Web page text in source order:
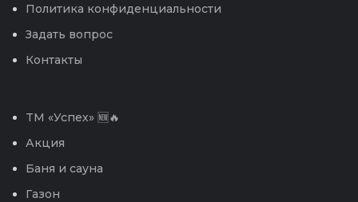
Политика конфиденциальности
Задать вопрос
Контакты
TM «Успех» 🆕🔥
Акция
Баня и сауна
Газон